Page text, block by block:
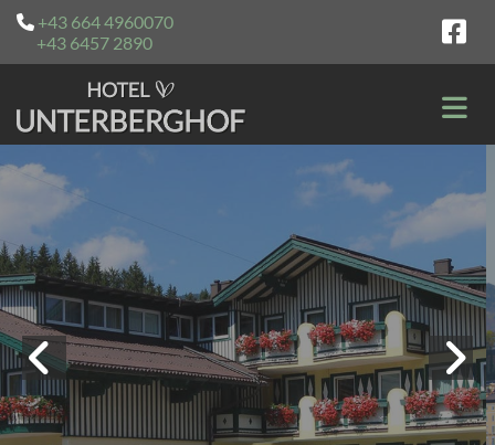
 +43 664 4960070
+43 6457 2890